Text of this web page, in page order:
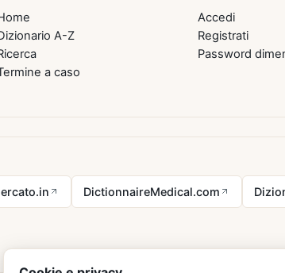
A-Z
a caso
Accedi
Registrati
Password
DictionnaireMedical.com